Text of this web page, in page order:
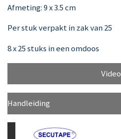
Afmeting: 9 x 3.5 cm
Per stuk verpakt in zak van 25
8 x 25 stuks in een omdoos
Video
Handleiding